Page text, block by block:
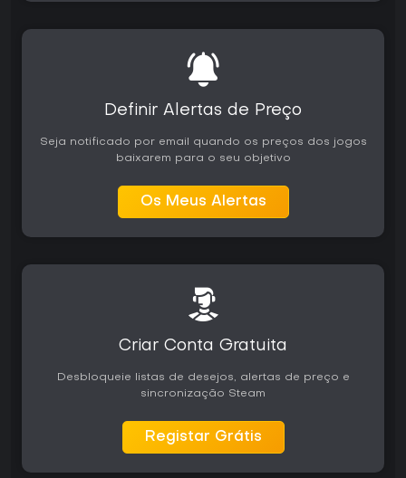
Definir Alertas de Preço
Seja notificado por email quando os preços dos jogos
baixarem para o seu objetivo
Os Meus Alertas
Criar Conta Gratuita
Desbloqueie listas de desejos, alertas de preço e
sincronização Steam
Registar Grátis